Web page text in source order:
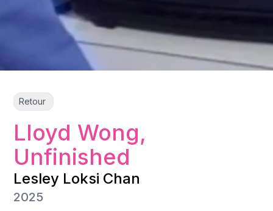
Retour
Lloyd Wong,
Unfinished
Lesley Loksi Chan
2025